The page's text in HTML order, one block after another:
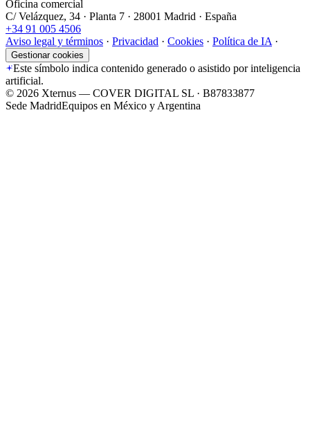
Oficina comercial
C/ Velázquez, 34 · Planta 7 · 28001 Madrid · España
+34 91 005 4506
Aviso legal y términos · Privacidad · Cookies · Política de IA ·
Gestionar cookies
Este símbolo indica contenido generado o asistido por inteligencia
artificial.
© 2026 Xternus — COVER DIGITAL SL · B87833877
Sede MadridEquipos en México y Argentina